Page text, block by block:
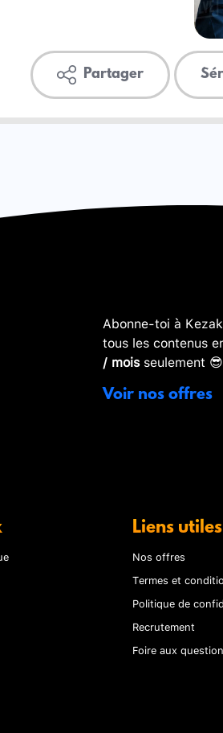
Partager
Abonne-toi à
tous les contenus
/ moisseulement 😎
Voir nos offres
Liens utiles
Nos offres
Termes et
Politique de
Recrutement
Foire aux